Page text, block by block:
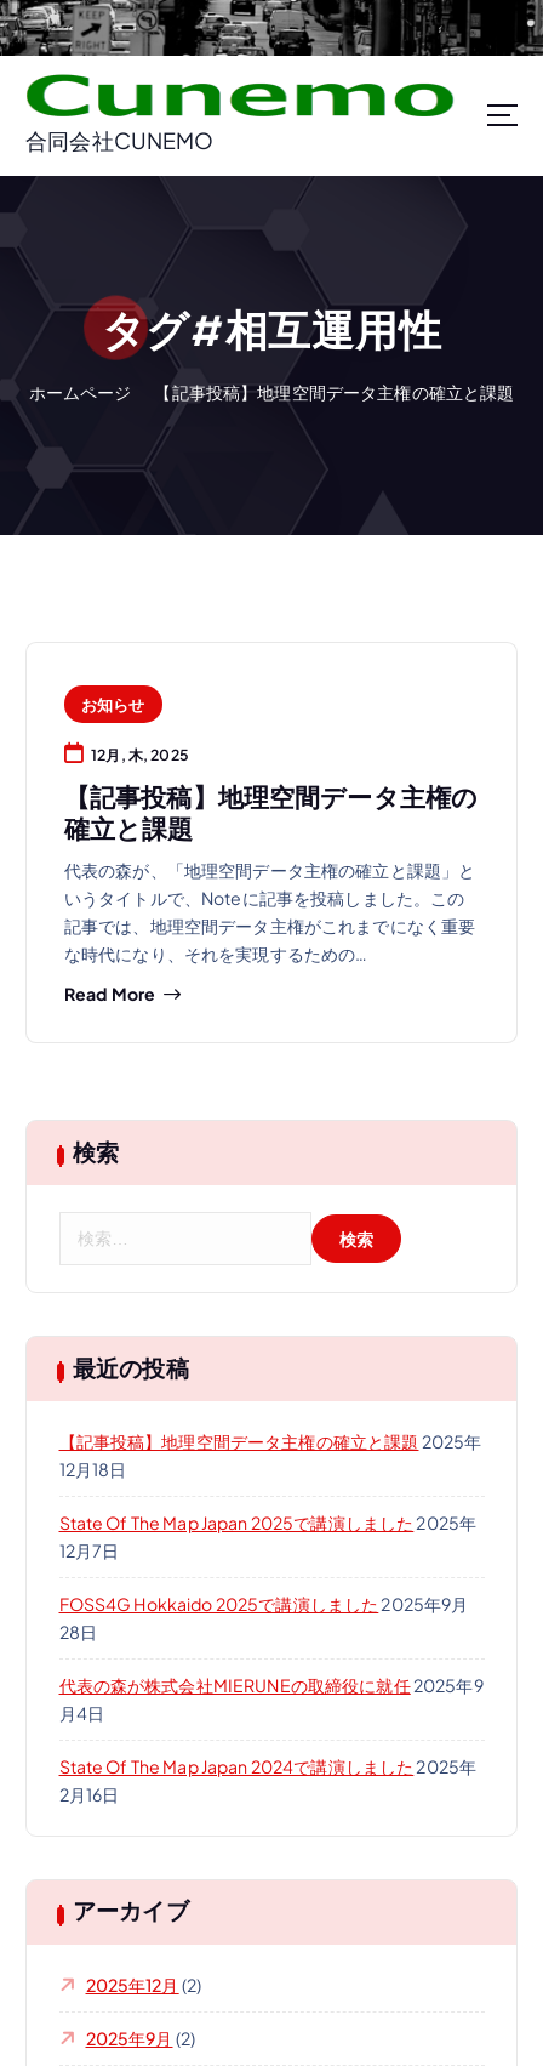
コ
ン
ス
キ
合同会社CUNEMO
タグ#相互運用性
ホームページ 【記事投稿】地理空間データ主権の確立と課題
お知らせ
12月, 木, 2025
【記事投稿】地理空間データ主権の
確立と課題
代表の森が、「地理空間データ主権の確立と課題」と
いうタイトルで、Noteに記事を投稿しました。この
記事では、地理空間データ主権がこれまでになく重要
な時代になり、それを実現するための…
Read More
検索
最近の投稿
【記事投稿】地理空間データ主権の確立と課題 2025年
12月18日
State Of The Map Japan 2025で講演しました 2025年
12月7日
FOSS4G Hokkaido 2025で講演しました 2025年9月
28日
代表の森が株式会社MIERUNEの取締役に就任2025年9
月4日
State Of The Map Japan 2024で講演しました 2025年
2月16日
アーカイブ
2025年12月 (2)
2025年9月 (2)